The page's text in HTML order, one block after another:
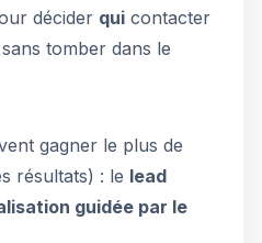
décider qui contacter
tomber dans le
gagner le plus de
résultats) : le lead
guidée par le